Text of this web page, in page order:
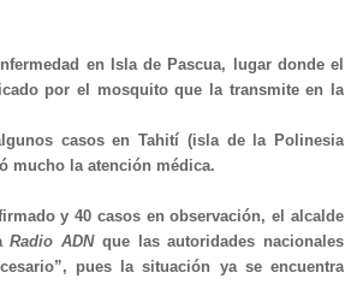
en Isla de Pascua, lugar donde el
por el mosquito que la transmite en la
casos en Tahití (isla de la Polinesia
mucho la atención médica.
y 40 casos en observación, el alcalde
Radio ADNque las autoridades nacionales
pues la situación ya se encuentra